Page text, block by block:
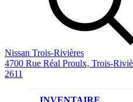
Nissan Trois-Rivières
4700 Rue Réal Proulx, Trois-
2611
INVENTAIRE